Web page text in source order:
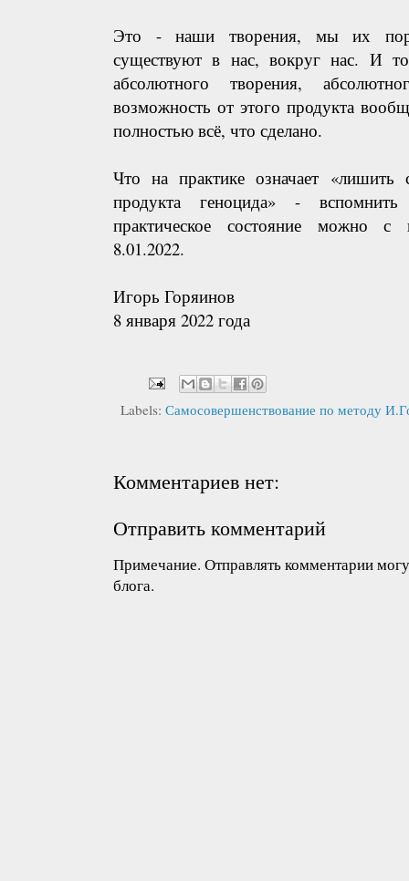
Это - наши творения, мы их
существуют в нас, вокруг нас. И
абсолютного творения,
возможность от этого продукта
полностью всё, что сделано.
Что на практике означает «лишить
продукта геноцида» -
практическое состояние можно
8.01.2022.
Игорь Горяинов
8 января 2022 года
Labels: Самосовершенствование по методу
Комментариев нет:
Отправить комментарий
Примечание. Отправлять комментарии
блога.